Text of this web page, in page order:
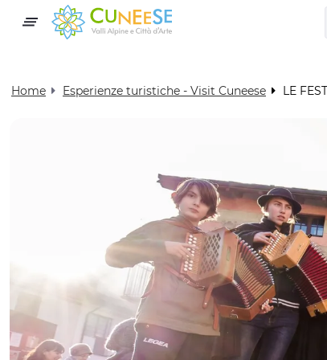
Home Esperienze turistiche - Visit Cuneese LE